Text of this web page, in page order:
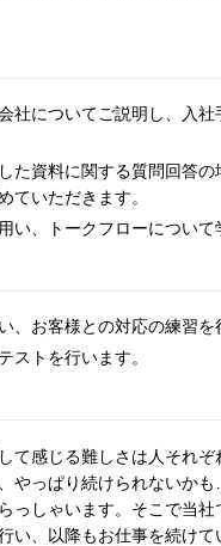
社についてご説明し、入社
た資料に関する質問回答の
ていただきます。
い、トークフローについて
、お客様との対応の練習を
ストを行います。
て感じる難しさは人それぞ
やっぱり続けられないか
っしゃいます。そこで当社
い、以降もお仕事を続けて